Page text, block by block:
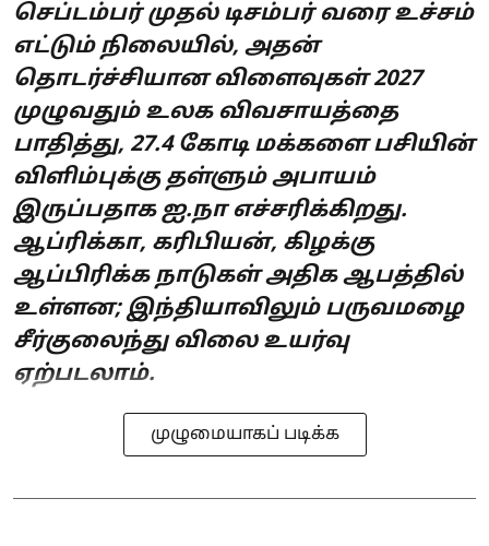
செப்டம்பர் முதல் டிசம்பர் வரை உச்சம்
எட்டும் நிலையில், அதன்
தொடர்ச்சியான விளைவுகள் 2027
முழுவதும் உலக விவசாயத்தை
பாதித்து, 27.4 கோடி மக்களை பசியின்
விளிம்புக்கு தள்ளும் அபாயம்
இருப்பதாக ஐ.நா எச்சரிக்கிறது.
ஆப்ரிக்கா, கரிபியன், கிழக்கு
ஆப்பிரிக்க நாடுகள் அதிக ஆபத்தில்
உள்ளன; இந்தியாவிலும் பருவமழை
சீர்குலைந்து விலை உயர்வு
ஏற்படலாம்.
முழுமையாகப் படிக்க